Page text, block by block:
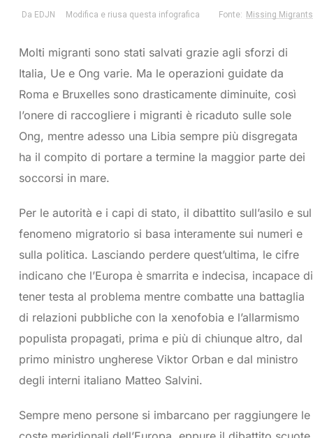
Molti migranti sono stati salvati grazie agli sforzi di
Italia, Ue e Ong varie. Ma le operazioni guidate da
Roma e Bruxelles sono drasticamente diminuite, così
l’onere di raccogliere i migranti è ricaduto sulle sole
Ong, mentre adesso una Libia sempre più disgregata
ha il compito di portare a termine la maggior parte dei
soccorsi in mare.
Per le autorità e i capi di stato, il dibattito sull’asilo e sul
fenomeno migratorio si basa interamente sui numeri e
sulla politica. Lasciando perdere quest’ultima, le cifre
indicano che l’Europa è smarrita e indecisa, incapace di
tener testa al problema mentre combatte una battaglia
di relazioni pubbliche con la xenofobia e l’allarmismo
populista propagati, prima e più di chiunque altro, dal
primo ministro ungherese Viktor Orban e dal ministro
degli interni italiano Matteo Salvini.
Sempre meno persone si imbarcano per raggiungere le